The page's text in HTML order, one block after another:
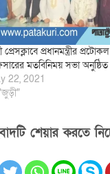
প্রধানমন্ত্রীর প্রটোকল
মতবিনিময় সভা অনুষ্ঠিত
22, 2021
শেয়ার করতে